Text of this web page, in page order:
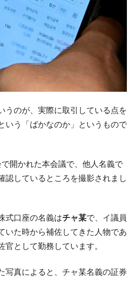
2035年までに18.4GW規模のAIデ
から無理だってば。
ン「韓国レバレッジETFの清算は
民年金公団』株価暴落で200兆蒸
「ニセＫ-ブランドを通報しようキ
が落ちました」⇒ 耐久性「なさす
「韓国の公務員個人をターゲット
ラ政策室長･金容範、株価暴落に
『SKハイニックス』2026年2Qの
島新国際空港「またも暗礁」の危
からできない。
うのが、実際に取引している点を
う「ばかなのか」というもので
開かれた本会議で、他人名義で
認しているところを撮影されまし
式口座の名義はチャ某で、イ議員
いた時から補佐してきた人物であ
官として勤務しています。
写真によると、チャ某名義の証券